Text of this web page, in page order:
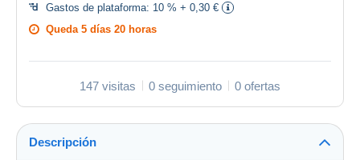
Gastos de plataforma: 10 % + 0,30 €
Queda 5 días 20 horas
147 visitas 0 seguimiento 0 ofertas
Descripción